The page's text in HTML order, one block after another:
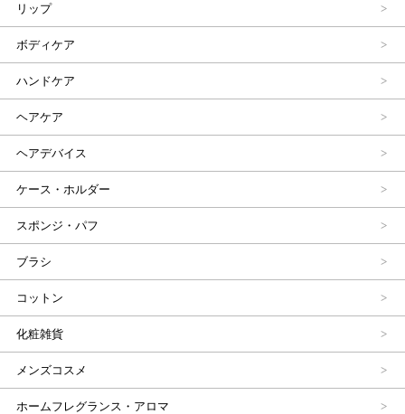
リップ
ボディケア
ハンドケア
ヘアケア
ヘアデバイス
ケース・ホルダー
スポンジ・パフ
ブラシ
コットン
化粧雑貨
メンズコスメ
ホームフレグランス・アロマ